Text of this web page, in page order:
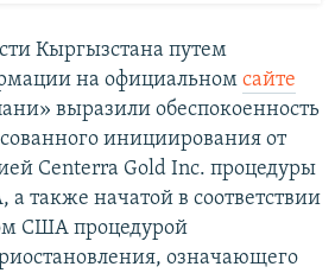
Кыргызстана путем
на официальном сайте
выразили обеспокоенность
инициирования от
Centerra Gold Inc. процедуры
а также начатой в соответствии
США процедурой
означающего